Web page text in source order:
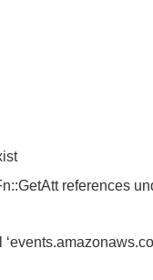
references